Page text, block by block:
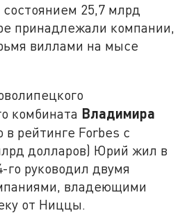
25,7 млрд
принадлежали компании,
виллами на мысе
комбината Владимира
в рейтинге Forbes с
долларов) Юрий жил в
руководил двумя
владеющими
от Ниццы.